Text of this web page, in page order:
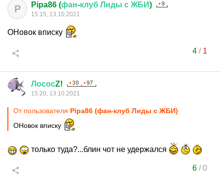
P Pipa86 (фан-клуб Лиды с ЖБИ)
15:15, 13.10.2021
ОНовок вписку
4/ 1
ЛососZ!
15:20, 13.10.2021
От пользователя Pipa86 (фан-клуб Лиды с ЖБИ)
ОНовок вписку
только туда?...блин чот не удержался
6/0